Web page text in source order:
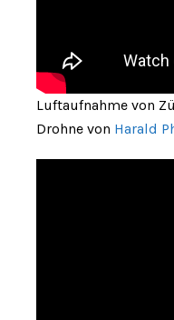
Luftaufnahme von
Drohne von Harald